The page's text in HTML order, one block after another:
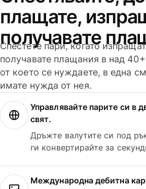
плащате,
получавате
Спестете пари, когато
получавате плащания в над
от което се нуждаете, в една
имате нужда от нея.
Управлявайте парите си в
свят.
Дръжте валутите си под
ги конвертирайте за
Международна дебитна